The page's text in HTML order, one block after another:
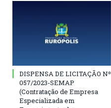
DISPENSA DE LICITAÇÃO Nº
057/2023-SEMAP
(Contratação de Empresa
Especializada em